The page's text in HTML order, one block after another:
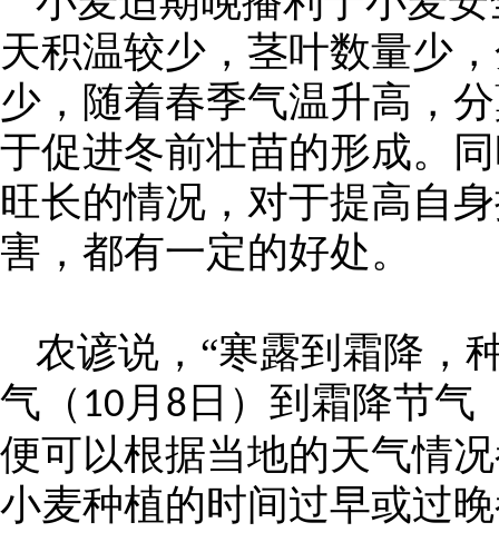
天积温较少，茎叶数量少
少，随着春季气温升高，
于促进冬前壮苗的形成。
旺长的情况，对于提高自
害，都有一定的好处。
农谚说，“寒露到霜降，
气（ 10 月 8 日）到霜降节气
便可以根据当地的天气情
小麦种植的时间过早或过